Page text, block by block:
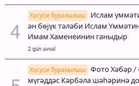
Хүсуси бурахылыш
Ислам
ән бөјүк тәләби Ислам
Имам Хаменеинин ганыдыр
2 gün əvvəl
Хүсуси бурахылыш
Фото Хәбәр /
мүгәддәс Кәрбәла шәһәринә